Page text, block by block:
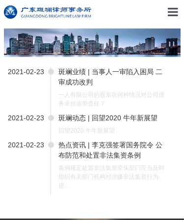
斑斓
2021-02-23
斑斓业绩 | 当事人一审陷入困局 二
审成功改判
一人有限公司的股东在何种情况对公司债
务承担连带责任？
2021-02-23 斑斓动态 | 回望2020 牛年新展望
回望2020 牛年新展望
2021-02-23
热点资讯 | 李克强签署国务院令 公
布防范和处置非法集资条例
条例规定处置非法集资牵头部门应当及时
组织有关部门机构对涉嫌非法集资行为
进...